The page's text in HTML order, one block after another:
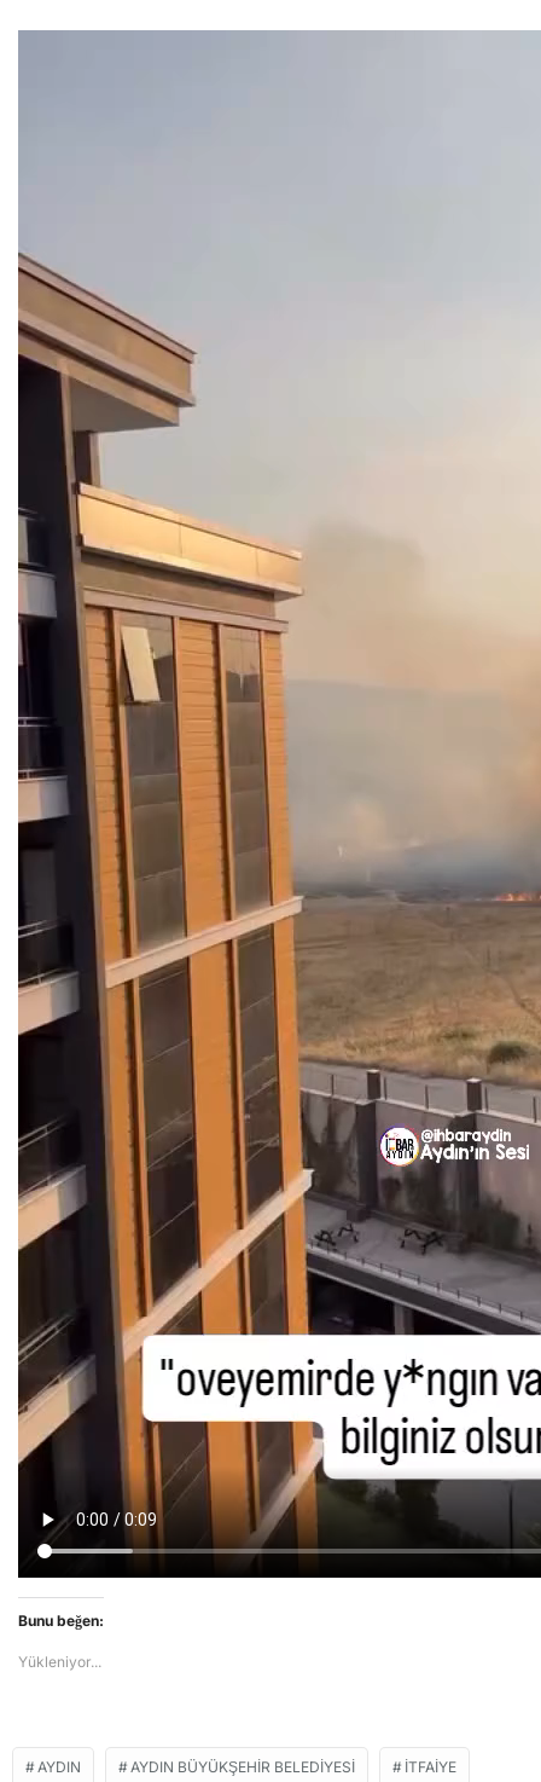
Bunu beğen:
Yükleniyor...
AYDIN AYDIN BÜYÜKŞEHIR BELEDIYESI İTFAIYE